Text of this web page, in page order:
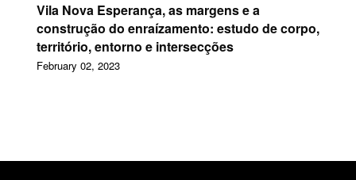
Vila Nova Esperança, as margens e a
construção do enraízamento: estudo de corpo,
território, entorno e intersecções
February 02, 2023